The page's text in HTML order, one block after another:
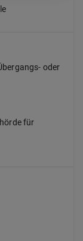
oder
für